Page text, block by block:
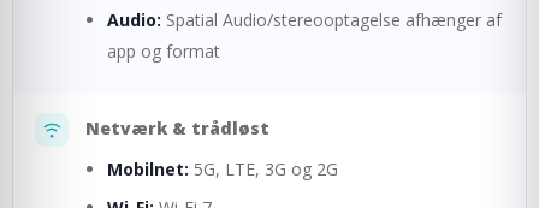
Audio: Spatial Audio/stereooptagelse afhænger af
app og format
Netværk & trådløst
Mobilnet: 5G, LTE, 3G og 2G